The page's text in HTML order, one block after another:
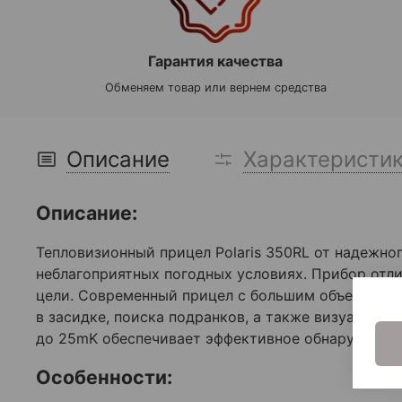
Гарантия качества
Обменяем товар или вернем средства
Описание
Описание:
Тепловизионный прицел Polaris 350RL от
неблагоприятных погодных условиях. Прибор
цели. Современный прицел с большим
в засидке, поиска подранков, а также
до 25mK обеспечивает эффективное обнаружение
Особенности: